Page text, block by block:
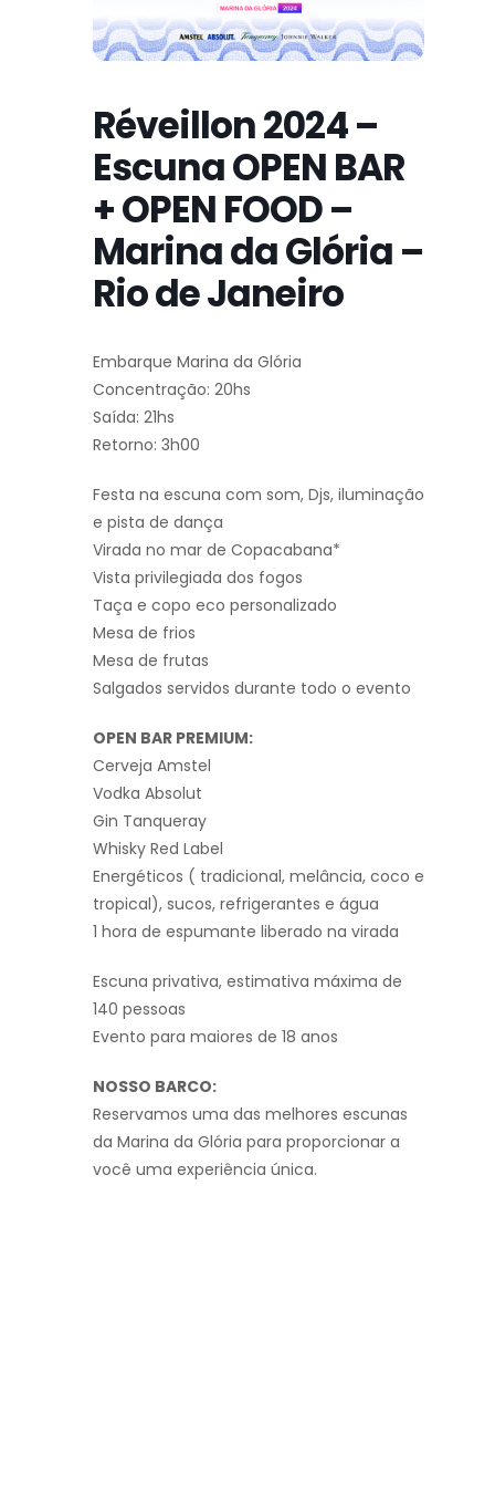
Réveillon 2024 –
Escuna OPEN BAR
+ OPEN FOOD –
Marina da Glória –
Rio de Janeiro
Embarque Marina da Glória
Concentração: 20hs
Saída: 21hs
Retorno: 3h00
Festa na escuna com som, Djs, iluminação
e pista de dança
Virada no mar de Copacabana*
Vista privilegiada dos fogos
Taça e copo eco personalizado
Mesa de frios
Mesa de frutas
Salgados servidos durante todo o evento
OPEN BAR PREMIUM:
Cerveja Amstel
Vodka Absolut
Gin Tanqueray
Whisky Red Label
Energéticos ( tradicional, melância, coco e
tropical), sucos, refrigerantes e água
1 hora de espumante liberado na virada
Escuna privativa, estimativa máxima de
140 pessoas
Evento para maiores de 18 anos
NOSSO BARCO:
Reservamos uma das melhores escunas
da Marina da Glória para proporcionar a
você uma experiência única.